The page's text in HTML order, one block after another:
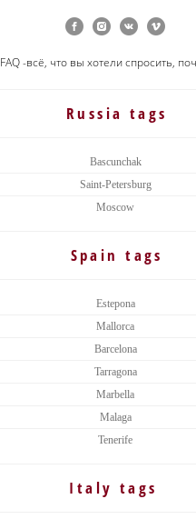
FAQ -всё, что вы хотели спросить,
Russia tags
Bascunchak
Saint-Petersburg
Moscow
Spain tags
Estepona
Mallorca
Barcelona
Tarragona
Marbella
Malaga
Tenerife
Italy tags